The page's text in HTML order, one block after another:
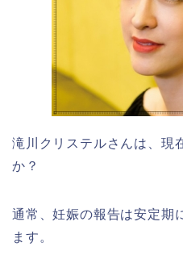
滝川クリステルさんは、現
か？
通常、妊娠の報告は安定期
ます。